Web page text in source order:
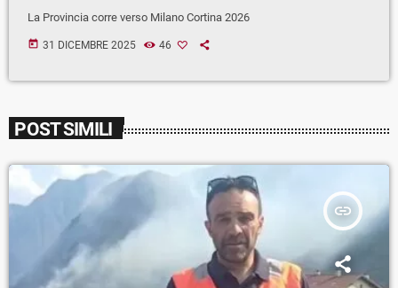
La Provincia corre verso Milano Cortina 2026
today 31 DICEMBRE 2025 46
POST SIMILI
insert_link